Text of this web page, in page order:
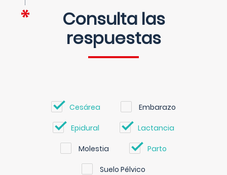
Consulta las
respuestas
Cesárea Embarazo
Epidural Lactancia
Molestia Parto
Suelo Pélvico